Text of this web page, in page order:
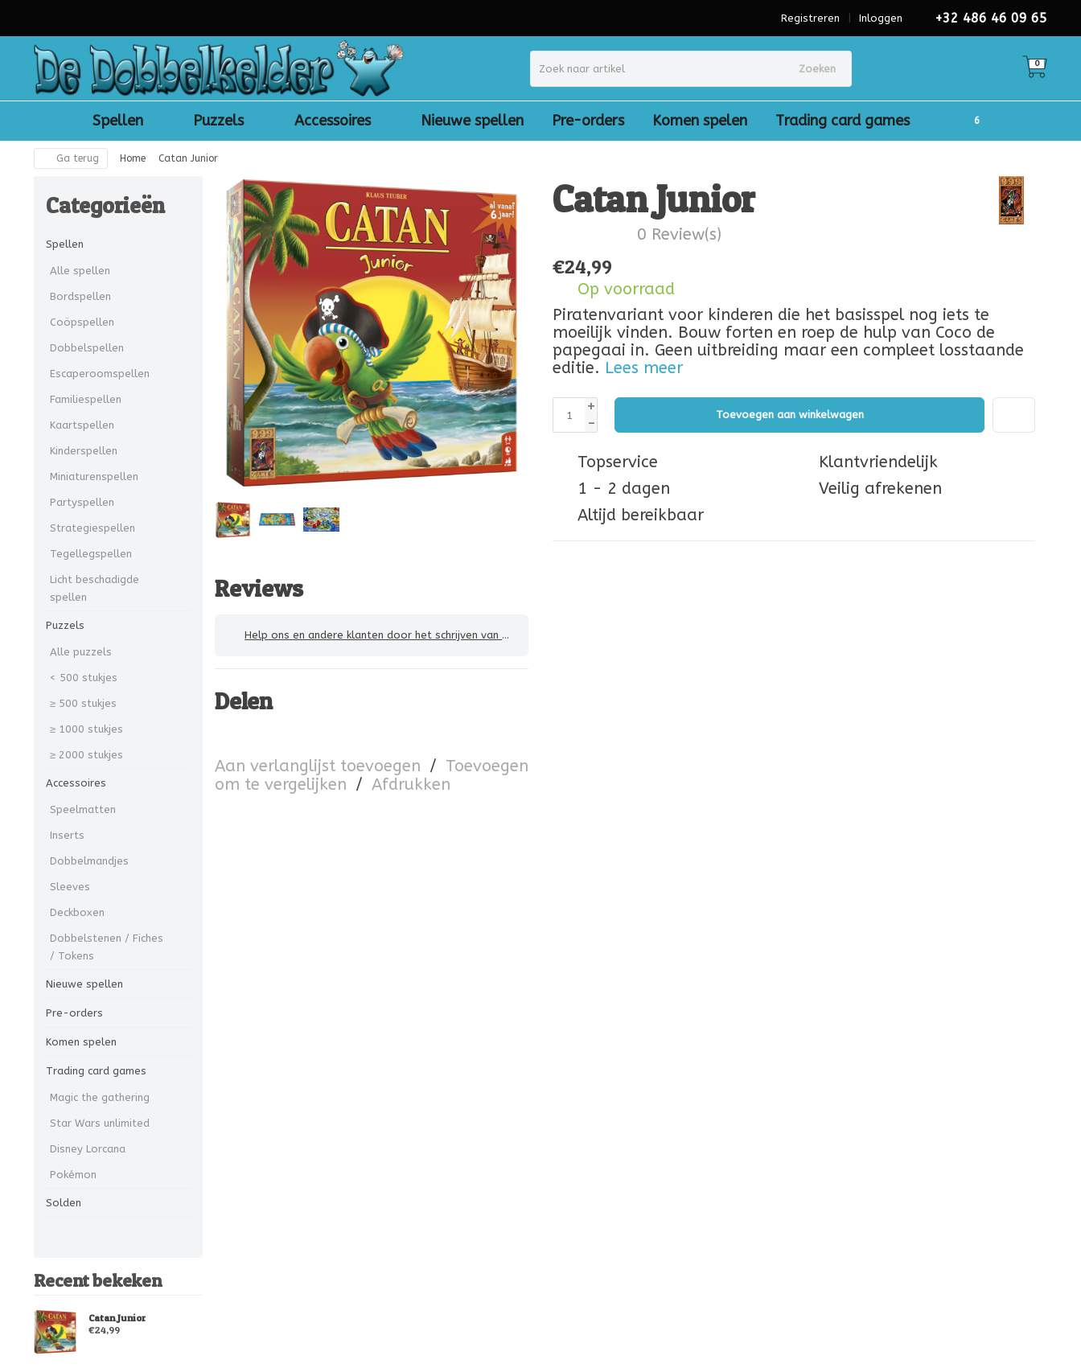
+32 486 46 09 65
Inloggen
Registreren
Zoeken 0
Spellen Puzzels Accessoires Nieuwe spellen Pre-orders Komen spelen Trading card games
Ga terug Home Catan Junior
Categorieën
Spellen
Alle spellen
Bordspellen
Coöpspellen
Dobbelspellen
Escaperoomspellen
Familiespellen
Kaartspellen
Kinderspellen
Miniaturenspellen
Partyspellen
Strategiespellen
Tegellegspellen
Licht beschadigde
spellen
Puzzels
Alle puzzels
< 500 stukjes
≥ 500 stukjes
≥ 1000 stukjes
≥ 2000 stukjes
Accessoires
Speelmatten
Inserts
Dobbelmandjes
Sleeves
Deckboxen
Dobbelstenen / Fiches
/ Tokens
Nieuwe spellen
Pre-orders
Komen spelen
Trading card games
Magic the gathering
Star Wars unlimited
Disney Lorcana
Pokémon
Solden
Recent bekeken
Catan Junior
€24,99
Reviews
Help ons en andere klanten door het schrijven van een review
Delen
Aan verlanglijst toevoegen / Toevoegen
om te vergelijken / Afdrukken
Catan Junior
0 Review(s)
€24,99
Op voorraad
Piratenvariant voor kinderen die het basisspel nog iets te
moeilijk vinden. Bouw forten en roep de hulp van Coco de
papegaai in. Geen uitbreiding maar een compleet losstaande
editie. Lees meer
+
-
Toevoegen aan winkelwagen
Topservice
Klantvriendelijk
1 - 2 dagen
Veilig afrekenen
Altijd bereikbaar